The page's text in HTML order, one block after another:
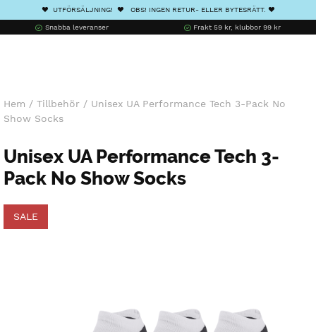
❤️ UTFÖRSÄLJNING! ❤️ OBS! INGEN RETUR- ELLER BYTESRÄTT. ❤️
Snabba leveranser Frakt 59 kr, klubbor 99 kr
Hem / Tillbehör / Unisex UA Performance Tech 3-Pack No
Show Socks
Unisex UA Performance Tech 3-
Pack No Show Socks
SALE